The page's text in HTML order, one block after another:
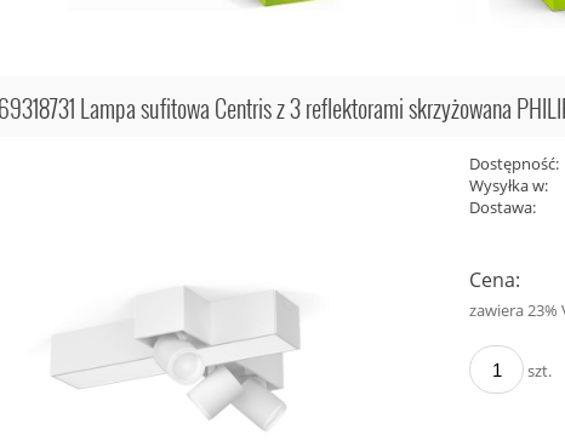
CAMARA W89949-6W-GD CAMARA
KINKIET ZŁOTY/GOLD ZUMA LINE
Lampa sufitowa Centris z 3 reflektorami skrzyżowana
Dostępność:
Wysyłka w:
Dostawa:
Cena nie
płatności
Cena:
zawiera 23%
szt.